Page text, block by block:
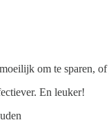
om te sparen,
En leuker!